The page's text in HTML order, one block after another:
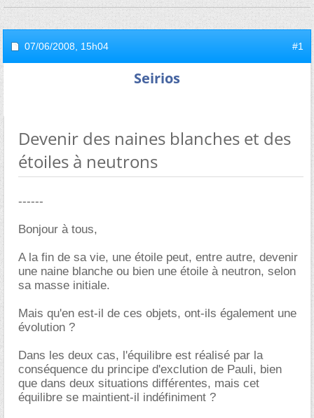
07/06/2008, 15h04 #1
Seirios
Devenir des naines blanches et des
étoiles à neutrons
------
Bonjour à tous,
A la fin de sa vie, une étoile peut, entre autre, devenir
une naine blanche ou bien une étoile à neutron, selon
sa masse initiale.
Mais qu'en est-il de ces objets, ont-ils également une
évolution ?
Dans les deux cas, l'équilibre est réalisé par la
conséquence du principe d'exclution de Pauli, bien
que dans deux situations différentes, mais cet
équilibre se maintient-il indéfiniment ?